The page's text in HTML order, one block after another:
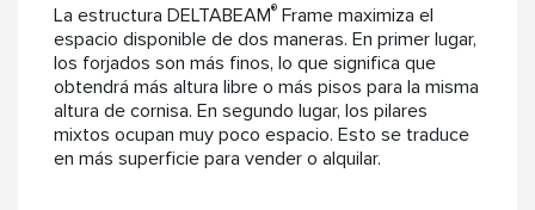
La estructura DELTABEAM® Frame maximiza el
espacio disponible de dos maneras. En primer lugar,
los forjados son más finos, lo que significa que
obtendrá más altura libre o más pisos para la misma
altura de cornisa. En segundo lugar, los pilares
mixtos ocupan muy poco espacio. Esto se traduce
en más superficie para vender o alquilar.